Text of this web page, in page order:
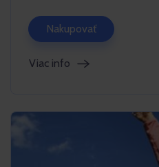
Nakupovať
Viac info